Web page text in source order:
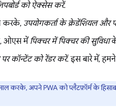
को ऐक्सेस करें.
करके, उपयोगकर्ता के क्रेडेंशियल और
ओएस मेंपिक्चर में पिक्चर की सुविधाके
पर कॉन्टेंट को रेंडर करें. इस बारे में, हमने
करके, अपने PWA को प्लैटफ़ॉर्म के